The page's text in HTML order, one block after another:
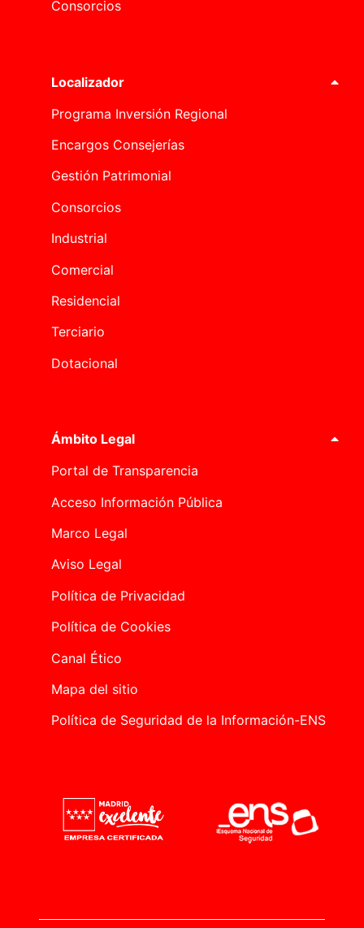
Consorcios
Localizador
Programa Inversión Regional
Encargos Consejerías
Gestión Patrimonial
Consorcios
Industrial
Comercial
Residencial
Terciario
Dotacional
Ámbito Legal
Portal de Transparencia
Acceso Información Pública
Marco Legal
Aviso Legal
Política de Privacidad
Política de Cookies
Canal Ético
Mapa del sitio
Política de Seguridad de la Información-ENS